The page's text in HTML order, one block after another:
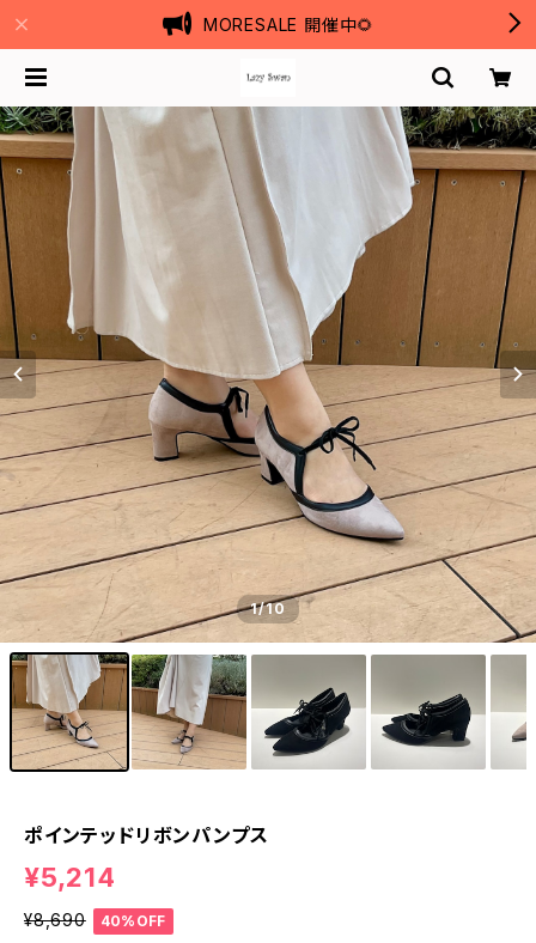
MORESALE 開催中🌻
1/10
ポインテッドリボンパンプス
¥5,214
¥8,690
40%OFF